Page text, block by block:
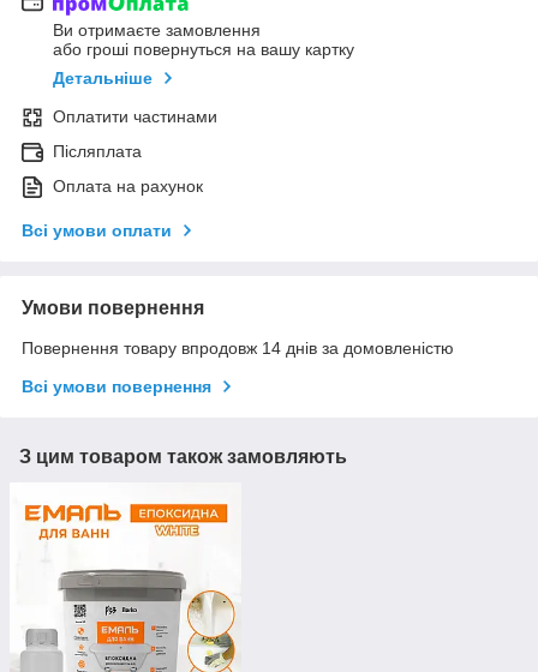
Ви отримаєте замовлення
або гроші повернуться на вашу картку
Детальніше
Оплатити частинами
Післяплата
Оплата на рахунок
Всі умови оплати
Умови повернення
Повернення товару впродовж 14 днів за домовленістю
Всі умови повернення
З цим товаром також замовляють